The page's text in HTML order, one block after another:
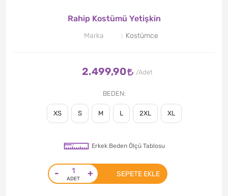
Rahip Kostümü Yetişkin
Marka Kostümce
2.499,90
BEDEN
XS S M L 2XL XL
Erkek Beden Ölçü Tablosu
- + SEPETE EKLE